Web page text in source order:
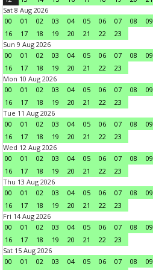
Sat 8 Aug 2026
00
01 02 03 04 05 06 07 08 09
16
17 18 19 20 21 22
23
Sun 9 Aug 2026
00
01 02 03 04 05 06 07 08 09
16
17 18 19 20 21 22
23
Mon 10 Aug 2026
00
01 02 03 04 05 06 07 08 09
16
17 18 19 20 21 22
23
Tue 11 Aug 2026
00
01 02 03 04 05 06 07 08 09
16
17 18 19 20 21 22
23
Wed 12 Aug 2026
00
01 02 03 04 05 06 07 08 09
16
17 18 19 20 21 22
23
Thu 13 Aug 2026
00
01 02 03 04 05 06 07 08 09
16
17 18 19 20 21 22
23
Fri 14 Aug 2026
00
01 02 03 04 05 06 07 08 09
16
17 18 19 20 21 22
23
Sat 15 Aug 2026
00
01 02 03 04 05 06 07 08 09